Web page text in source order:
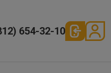
654-32-10